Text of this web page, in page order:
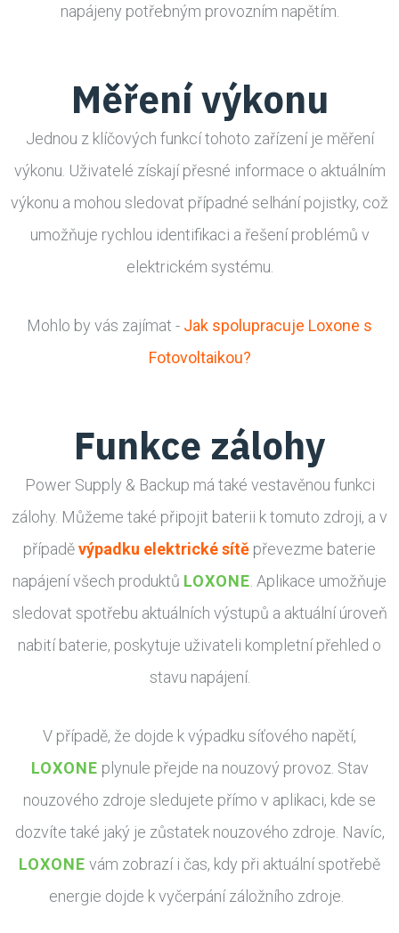
napájeny potřebným provozním napětím.
Měření výkonu
Jednou z klíčových funkcí tohoto zařízení je měření
výkonu. Uživatelé získají přesné informace o aktuálním
výkonu a mohou sledovat případné selhání pojistky, což
umožňuje rychlou identifikaci a řešení problémů v
elektrickém systému.
Mohlo by vás zajímat - Jak spolupracuje Loxone s
Fotovoltaikou?
Funkce zálohy
Power Supply & Backup má také vestavěnou funkci
zálohy. Můžeme také připojit baterii k tomuto zdroji, a v
případěvýpadku elektrické sítě převezme baterie
napájení všech produktů LOXONE . Aplikace umožňuje
sledovat spotřebu aktuálních výstupů a aktuální úroveň
nabití baterie, poskytuje uživateli kompletní přehled o
stavu napájení.
V případě, že dojde k výpadku síťového napětí,
LOXONE plynule přejde na nouzový provoz. Stav
nouzového zdroje sledujete přímo v aplikaci, kde se
dozvíte také jaký je zůstatek nouzového zdroje. Navíc,
LOXONE vám zobrazí i čas, kdy při aktuální spotřebě
energie dojde k vyčerpání záložního zdroje.